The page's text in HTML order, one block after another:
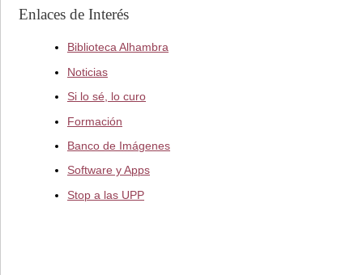
Enlaces de Interés
Biblioteca Alhambra
Noticias
Si lo sé, lo curo
Formación
Banco de Imágenes
Software y Apps
Stop a las UPP